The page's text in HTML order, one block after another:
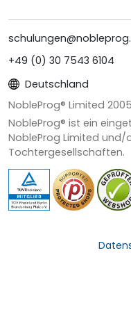
+49 (0) 30 7543 6104
Deutschland
NobleProg® Limited
NobleProg® ist ein
NobleProg Limited und/
Tochtergesellschaften.